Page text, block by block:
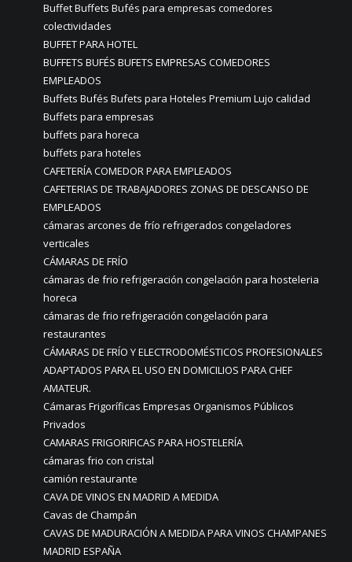
Buffet Buffets Bufés para empresas comedores
colectividades
BUFFET PARA HOTEL
BUFFETS BUFÉS BUFETS EMPRESAS COMEDORES
EMPLEADOS
Buffets Bufés Bufets para Hoteles Premium Lujo calidad
Buffets para empresas
buffets para horeca
buffets para hoteles
CAFETERÍA COMEDOR PARA EMPLEADOS
CAFETERIAS DE TRABAJADORES ZONAS DE DESCANSO DE
EMPLEADOS
cámaras arcones de frío refrigerados congeladores
verticales
CÁMARAS DE FRÍO
cámaras de frio refrigeración congelación para hosteleria
horeca
cámaras de frio refrigeración congelación para
restaurantes
CÁMARAS DE FRÍO Y ELECTRODOMÉSTICOS PROFESIONALES
ADAPTADOS PARA EL USO EN DOMICILIOS PARA CHEF
AMATEUR.
Cámaras Frigoríficas Empresas Organismos Públicos
Privados
CAMARAS FRIGORIFICAS PARA HOSTELERÍA
cámaras frio con cristal
camión restaurante
CAVA DE VINOS EN MADRID A MEDIDA
Cavas de Champán
CAVAS DE MADURACIÓN A MEDIDA PARA VINOS CHAMPANES
MADRID ESPAÑA